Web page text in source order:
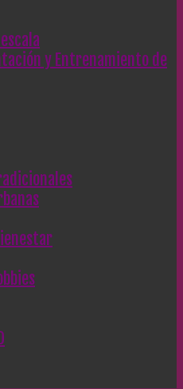
y Entrenamiento de